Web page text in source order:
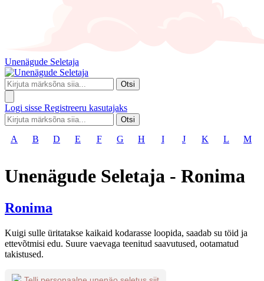
Unenägude Seletaja
Otsi
Logi sisse Registreeru kasutajaks
Otsi
A B D E F G H I J K L M
Unenägude Seletaja - Ronima
Ronima
Kuigi sulle üritatakse kaikaid kodarasse loopida, saadab su töid ja
ettevõtmisi edu. Suure vaevaga teenitud saavutused, ootamatud
takistused.